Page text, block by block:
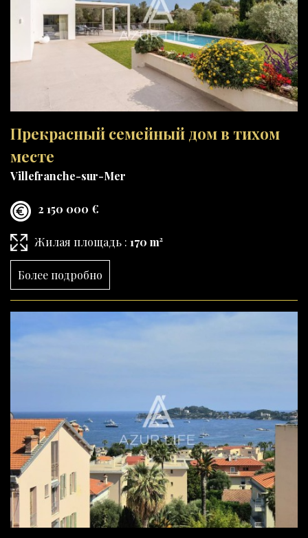
Прекрасный семейный дом в тихом
месте
Villefranche-sur-Mer
2 150 000 €
Жилая площадь : 170 m²
Более подробно